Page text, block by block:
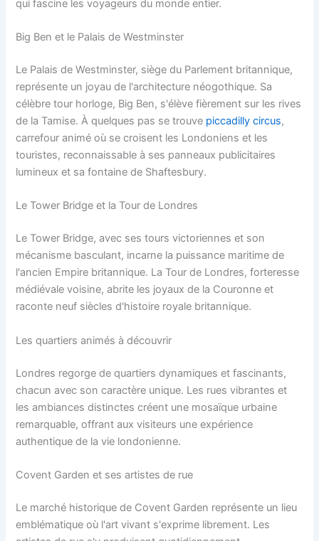
qui fascine les voyageurs du monde entier.
Big Ben et le Palais de Westminster
Le Palais de Westminster, siège du Parlement britannique,
représente un joyau de l'architecture néogothique. Sa
célèbre tour horloge, Big Ben, s'élève fièrement sur les rives
de la Tamise. À quelques pas se trouve piccadilly circus,
carrefour animé où se croisent les Londoniens et les
touristes, reconnaissable à ses panneaux publicitaires
lumineux et sa fontaine de Shaftesbury.
Le Tower Bridge et la Tour de Londres
Le Tower Bridge, avec ses tours victoriennes et son
mécanisme basculant, incarne la puissance maritime de
l'ancien Empire britannique. La Tour de Londres, forteresse
médiévale voisine, abrite les joyaux de la Couronne et
raconte neuf siècles d'histoire royale britannique.
Les quartiers animés à découvrir
Londres regorge de quartiers dynamiques et fascinants,
chacun avec son caractère unique. Les rues vibrantes et
les ambiances distinctes créent une mosaïque urbaine
remarquable, offrant aux visiteurs une expérience
authentique de la vie londonienne.
Covent Garden et ses artistes de rue
Le marché historique de Covent Garden représente un lieu
emblématique où l'art vivant s'exprime librement. Les